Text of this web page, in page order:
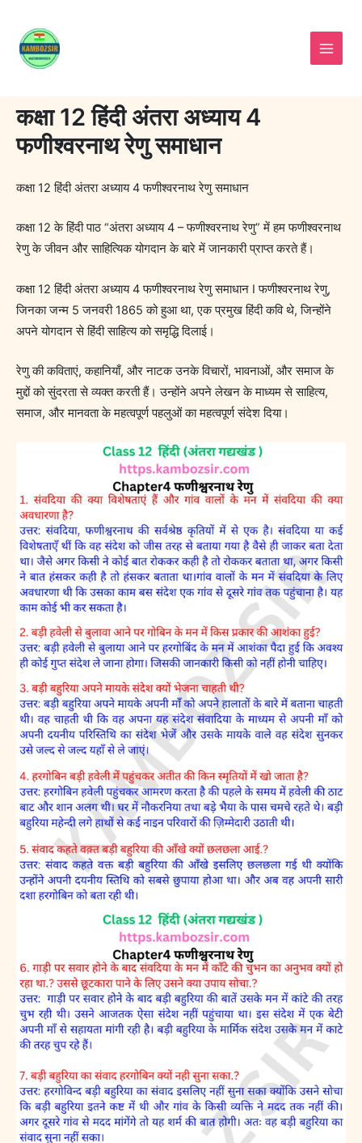
content
कक्षा 12 हिंदी अंतरा अध्याय 4
फणीश्वरनाथ रेणु समाधान
कक्षा 12 हिंदी अंतरा अध्याय 4 फणीश्वरनाथ रेणु समाधान
कक्षा 12 के हिंदी पाठ “अंतरा अध्याय 4 – फणीश्वरनाथ रेणु” में हम फणीश्वरनाथ
रेणु के जीवन और साहित्यिक योगदान के बारे में जानकारी प्राप्त करते हैं।
कक्षा 12 हिंदी अंतरा अध्याय 4 फणीश्वरनाथ रेणु समाधान I फणीश्वरनाथ रेणु,
जिनका जन्म 5 जनवरी 1865 को हुआ था, एक प्रमुख हिंदी कवि थे, जिन्होंने
अपने योगदान से हिंदी साहित्य को समृद्धि दिलाई।
रेणु की कविताएं, कहानियाँ, और नाटक उनके विचारों, भावनाओं, और समाज के
मुद्दों को सुंदरता से व्यक्त करती हैं। उन्होंने अपने लेखन के माध्यम से साहित्य,
समाज, और मानवता के महत्वपूर्ण पहलुओं का महत्वपूर्ण संदेश दिया।